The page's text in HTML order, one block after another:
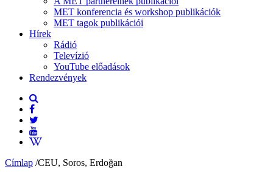
MET konferencia és workshop publikációk
MET tagok publikációi
Hírek
Rádió
Televízió
YouTube előadások
Rendezvények
Címlap /CEU, Soros, Erdoğan